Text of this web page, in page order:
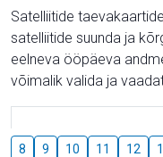
Satelliitide
satelliitide suunda ja
eelneva ööpäeva
võimalik valida ja
8 9 10 11 12